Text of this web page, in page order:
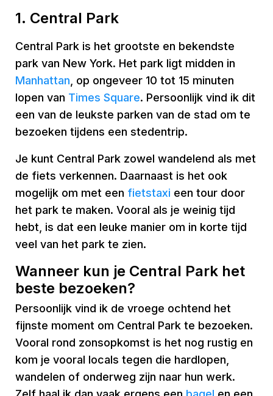
1. Central Park
Central Park is het grootste en bekendste
park van New York. Het park ligt midden in
Manhattan , op ongeveer 10 tot 15 minuten
lopen van Times Square. Persoonlijk vind ik dit
een van de leukste parken van de stad om te
bezoeken tijdens een stedentrip.
Je kunt Central Park zowel wandelend als met
de fiets verkennen. Daarnaast is het ook
mogelijk om met een fietstaxi een tour door
het park te maken. Vooral als je weinig tijd
hebt, is dat een leuke manier om in korte tijd
veel van het park te zien.
Wanneer kun je Central Park het
beste bezoeken?
Persoonlijk vind ik de vroege ochtend het
fijnste moment om Central Park te bezoeken.
Vooral rond zonsopkomst is het nog rustig en
kom je vooral locals tegen die hardlopen,
wandelen of onderweg zijn naar hun werk.